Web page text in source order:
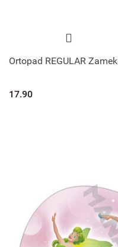
Ortopad REGULAR Zamek
17.90